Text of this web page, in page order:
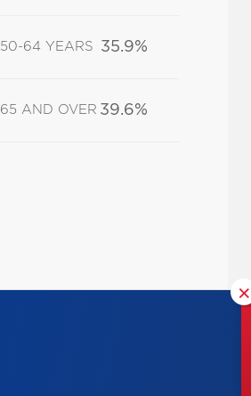
50-64 YEARS 35.9%
65 AND OVER 39.6%
×